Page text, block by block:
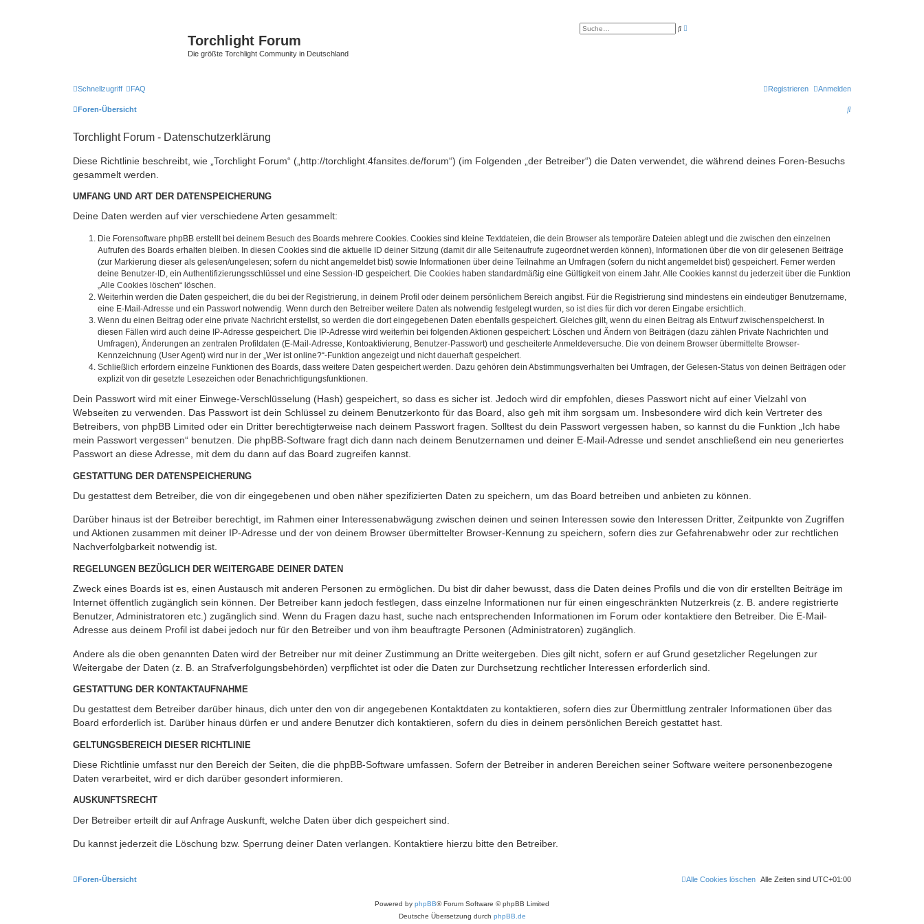
Torchlight Forum
Die größte Torchlight Community in Deutschland
S
Schnellzugriff FAQ Anmelden
Registrieren
Foren-Übersicht
S
Torchlight Forum - Datenschutzerklärung
Diese Richtlinie beschreibt, wie „Torchlight Forum“ („http://torchlight.4fansites.de/forum“) (im Folgenden „der Betreiber“) die Daten verwendet, die während deines Foren-Besuchs
gesammelt werden.
UMFANG UND ART DER DATENSPEICHERUNG
Deine Daten werden auf vier verschiedene Arten gesammelt:
Die Forensoftware phpBB erstellt bei deinem Besuch des Boards mehrere Cookies. Cookies sind kleine Textdateien, die dein Browser als temporäre Dateien ablegt und die zwischen den einzelnen
Aufrufen des Boards erhalten bleiben. In diesen Cookies sind die aktuelle ID deiner Sitzung (damit dir alle Seitenaufrufe zugeordnet werden können), Informationen über die von dir gelesenen Beiträge
(zur Markierung dieser als gelesen/ungelesen; sofern du nicht angemeldet bist) sowie Informationen über deine Teilnahme an Umfragen (sofern du nicht angemeldet bist) gespeichert. Ferner werden
deine Benutzer-ID, ein Authentifizierungsschlüssel und eine Session-ID gespeichert. Die Cookies haben standardmäßig eine Gültigkeit von einem Jahr. Alle Cookies kannst du jederzeit über die Funktion
„Alle Cookies löschen“ löschen.
Weiterhin werden die Daten gespeichert, die du bei der Registrierung, in deinem Profil oder deinem persönlichem Bereich angibst. Für die Registrierung sind mindestens ein eindeutiger Benutzername,
eine E-Mail-Adresse und ein Passwort notwendig. Wenn durch den Betreiber weitere Daten als notwendig festgelegt wurden, so ist dies für dich vor deren Eingabe ersichtlich.
Wenn du einen Beitrag oder eine private Nachricht erstellst, so werden die dort eingegebenen Daten ebenfalls gespeichert. Gleiches gilt, wenn du einen Beitrag als Entwurf zwischenspeicherst. In
diesen Fällen wird auch deine IP-Adresse gespeichert. Die IP-Adresse wird weiterhin bei folgenden Aktionen gespeichert: Löschen und Ändern von Beiträgen (dazu zählen Private Nachrichten und
Umfragen), Änderungen an zentralen Profildaten (E-Mail-Adresse, Kontoaktivierung, Benutzer-Passwort) und gescheiterte Anmeldeversuche. Die von deinem Browser übermittelte Browser-
Kennzeichnung (User Agent) wird nur in der „Wer ist online?“-Funktion angezeigt und nicht dauerhaft gespeichert.
Schließlich erfordern einzelne Funktionen des Boards, dass weitere Daten gespeichert werden. Dazu gehören dein Abstimmungsverhalten bei Umfragen, der Gelesen-Status von deinen Beiträgen oder
explizit von dir gesetzte Lesezeichen oder Benachrichtigungsfunktionen.
Dein Passwort wird mit einer Einwege-Verschlüsselung (Hash) gespeichert, so dass es sicher ist. Jedoch wird dir empfohlen, dieses Passwort nicht auf einer Vielzahl von
Webseiten zu verwenden. Das Passwort ist dein Schlüssel zu deinem Benutzerkonto für das Board, also geh mit ihm sorgsam um. Insbesondere wird dich kein Vertreter des
Betreibers, von phpBB Limited oder ein Dritter berechtigterweise nach deinem Passwort fragen. Solltest du dein Passwort vergessen haben, so kannst du die Funktion „Ich habe
mein Passwort vergessen“ benutzen. Die phpBB-Software fragt dich dann nach deinem Benutzernamen und deiner E-Mail-Adresse und sendet anschließend ein neu generiertes
Passwort an diese Adresse, mit dem du dann auf das Board zugreifen kannst.
GESTATTUNG DER DATENSPEICHERUNG
Du gestattest dem Betreiber, die von dir eingegebenen und oben näher spezifizierten Daten zu speichern, um das Board betreiben und anbieten zu können.
Darüber hinaus ist der Betreiber berechtigt, im Rahmen einer Interessenabwägung zwischen deinen und seinen Interessen sowie den Interessen Dritter, Zeitpunkte von Zugriffen
und Aktionen zusammen mit deiner IP-Adresse und der von deinem Browser übermittelter Browser-Kennung zu speichern, sofern dies zur Gefahrenabwehr oder zur rechtlichen
Nachverfolgbarkeit notwendig ist.
REGELUNGEN BEZÜGLICH DER WEITERGABE DEINER DATEN
Zweck eines Boards ist es, einen Austausch mit anderen Personen zu ermöglichen. Du bist dir daher bewusst, dass die Daten deines Profils und die von dir erstellten Beiträge im
Internet öffentlich zugänglich sein können. Der Betreiber kann jedoch festlegen, dass einzelne Informationen nur für einen eingeschränkten Nutzerkreis (z. B. andere registrierte
Benutzer, Administratoren etc.) zugänglich sind. Wenn du Fragen dazu hast, suche nach entsprechenden Informationen im Forum oder kontaktiere den Betreiber. Die E-Mail-
Adresse aus deinem Profil ist dabei jedoch nur für den Betreiber und von ihm beauftragte Personen (Administratoren) zugänglich.
Andere als die oben genannten Daten wird der Betreiber nur mit deiner Zustimmung an Dritte weitergeben. Dies gilt nicht, sofern er auf Grund gesetzlicher Regelungen zur
Weitergabe der Daten (z. B. an Strafverfolgungsbehörden) verpflichtet ist oder die Daten zur Durchsetzung rechtlicher Interessen erforderlich sind.
GESTATTUNG DER KONTAKTAUFNAHME
Du gestattest dem Betreiber darüber hinaus, dich unter den von dir angegebenen Kontaktdaten zu kontaktieren, sofern dies zur Übermittlung zentraler Informationen über das
Board erforderlich ist. Darüber hinaus dürfen er und andere Benutzer dich kontaktieren, sofern du dies in deinem persönlichen Bereich gestattet hast.
GELTUNGSBEREICH DIESER RICHTLINIE
Diese Richtlinie umfasst nur den Bereich der Seiten, die die phpBB-Software umfassen. Sofern der Betreiber in anderen Bereichen seiner Software weitere personenbezogene
Daten verarbeitet, wird er dich darüber gesondert informieren.
AUSKUNFTSRECHT
Der Betreiber erteilt dir auf Anfrage Auskunft, welche Daten über dich gespeichert sind.
Du kannst jederzeit die Löschung bzw. Sperrung deiner Daten verlangen. Kontaktiere hierzu bitte den Betreiber.
Foren-Übersicht Alle Zeiten sind UTC+01:00
Alle Cookies löschen
Powered by phpBB® Forum Software © phpBB Limited
Deutsche Übersetzung durch phpBB.de